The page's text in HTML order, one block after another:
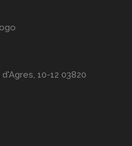
10-12 03820